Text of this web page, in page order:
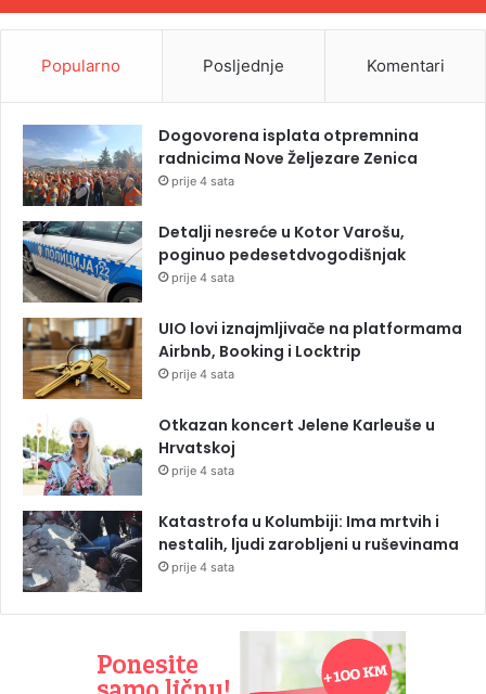
Popularno Posljednje Komentari
Dogovorena isplata otpremnina
radnicima Nove Željezare Zenica
prije 4 sata
Detalji nesreće u Kotor Varošu,
poginuo pedesetdvogodišnjak
prije 4 sata
UIO lovi iznajmljivače na platformama
Airbnb, Booking i Locktrip
prije 4 sata
Otkazan koncert Jelene Karleuše u
Hrvatskoj
prije 4 sata
Katastrofa u Kolumbiji: Ima mrtvih i
nestalih, ljudi zarobljeni u ruševinama
prije 4 sata